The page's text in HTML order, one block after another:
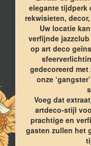
elegante tijdperk
rekwisieten,
Uw locatie
verfijnde
op art deco
gedecoreerd
onze
Voeg dat
artdeco-stijl
prachtige en
gasten zullen het